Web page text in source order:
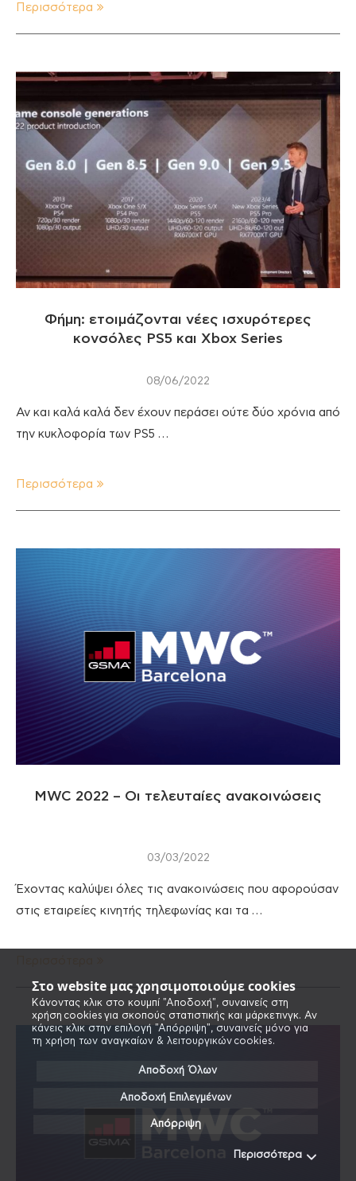
Στο website μας χρησιμοποιούμε cookies
Κάνοντας κλικ στο κουμπί "Αποδοχή", συναινείς στη
χρήση cookies για σκοπούς στατιστικής και μάρκετινγκ. Αν
κάνεις κλικ στην επιλογή "Απόρριψη", συναινείς μόνο για
τη χρήση των αναγκαίων & λειτουργικών cookies.
Αποδοχή Όλων
Αποδοχή Επιλεγμένων
Απόρριψη
Περισσότερα
Περισσότερα
Φήμη: ετοιμάζονται νέες ισχυρότερες
κονσόλες PS5 και Xbox Series
08/06/2022
Αν και καλά καλά δεν έχουν περάσει ούτε δύο χρόνια από
την κυκλοφορία των PS5 …
Περισσότερα
MWC 2022 – Οι τελευταίες ανακοινώσεις
03/03/2022
Έχοντας καλύψει όλες τις ανακοινώσεις που αφορούσαν
στις εταιρείες κινητής τηλεφωνίας και τα …